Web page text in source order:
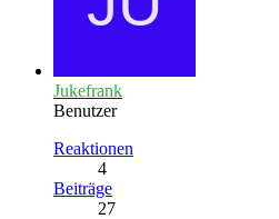
Jukefrank
Benutzer
Reaktionen
4
Beiträge
27